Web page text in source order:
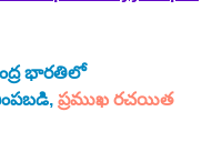
భారతిలో
ప్రముఖ రచయిత